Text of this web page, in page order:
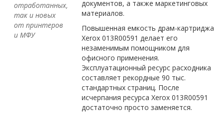
отработанных,
так и новых
от принтеров
и МФУ
документов, а также маркетинговых
материалов.
Повышенная емкость драм-картриджа
Xerox 013R00591 делает его
незаменимым помощником для
офисного применения.
Эксплуатационный ресурс расходника
составляет рекордные 90 тыс.
стандартных страниц. После
исчерпания ресурса Xerox 013R00591
достаточно просто заменяется.